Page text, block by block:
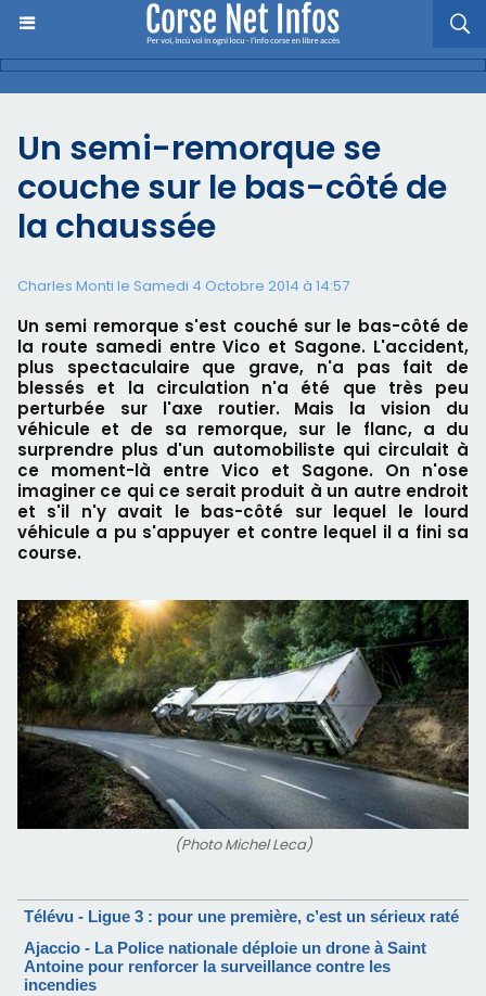
Un semi-remorque se
couche sur le bas-côté de
la chaussée
Charles Monti le Samedi 4 Octobre 2014 à 14:57
Un semi remorque s'est couché sur le bas-côté de
la route samedi entre Vico et Sagone. L'accident,
plus spectaculaire que grave, n'a pas fait de
blessés et la circulation n'a été que très peu
perturbée sur l'axe routier. Mais la vision du
véhicule et de sa remorque, sur le flanc, a du
surprendre plus d'un automobiliste qui circulait à
ce moment-là entre Vico et Sagone. On n'ose
imaginer ce qui ce serait produit à un autre endroit
et s'il n'y avait le bas-côté sur lequel le lourd
véhicule a pu s'appuyer et contre lequel il a fini sa
course.
(Photo Michel Leca)
Télévu - Ligue 3 : pour une première, c’est un sérieux raté
Ajaccio - La Police nationale déploie un drone à Saint
Antoine pour renforcer la surveillance contre les
incendies